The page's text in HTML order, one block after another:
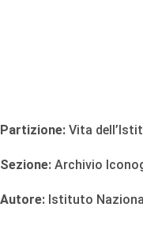
Partizione: Vita
Sezione: Archivio
Autore: Istituto